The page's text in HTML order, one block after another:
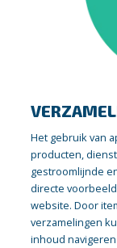
Het gebruik van
producten,
gestroomlijnde
directe
website. Door
verzamelingen
inhoud